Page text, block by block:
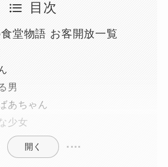
目次
堂物語 お客開放一覧
男
あちゃん
少女
開く